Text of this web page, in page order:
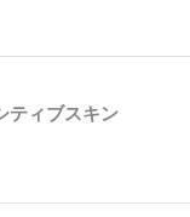
ティブスキン